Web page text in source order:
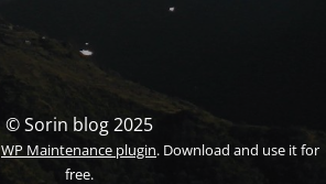
© Sorin blog 2025
WP Maintenance plugin. Download and use it for
free.